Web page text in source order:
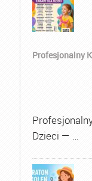
Profesjonalny
Dzieci — …